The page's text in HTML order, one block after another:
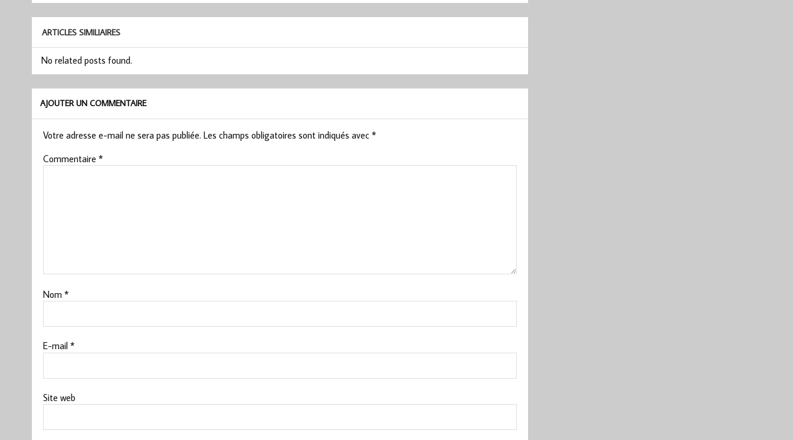
l’article
ARTICLES SIMILIAIRES
No related posts found.
AJOUTER UN COMMENTAIRE
Votre adresse e-mail ne sera pas publiée. Les champs obligatoires sont indiqués avec *
Commentaire *
Nom *
E-mail *
Site web